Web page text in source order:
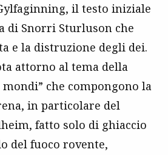
il testo iniziale
di Snorri Sturluson che
e la distruzione degli dei.
attorno al tema della
che compongono la
in particolare del
fatto solo di ghiaccio
del fuoco rovente,